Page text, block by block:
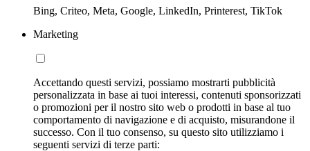
Bing, Criteo, Meta, Google, LinkedIn, Printerest, TikTok
Marketing
Accettando questi servizi, possiamo mostrarti pubblicità
personalizzata in base ai tuoi interessi, contenuti sponsorizzati
o promozioni per il nostro sito web o prodotti in base al tuo
comportamento di navigazione e di acquisto, misurandone il
successo. Con il tuo consenso, su questo sito utilizziamo i
seguenti servizi di terze parti: